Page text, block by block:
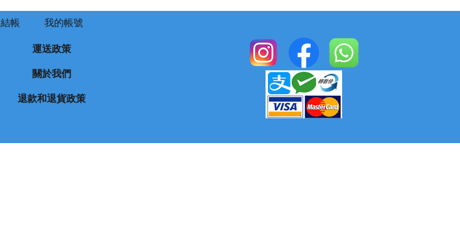
結帳 我的帳號
運送政策
關於我們
退款和退貨政策